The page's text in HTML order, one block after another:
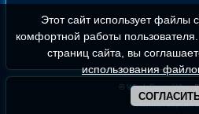
© WhoIsDoctorWho,
Этот сайт использует файлы
комфортной работы
страниц сайта, вы
использования